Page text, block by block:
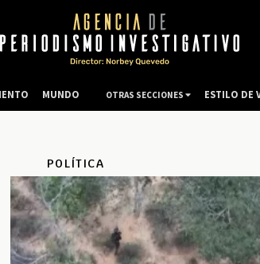
POLÍTICA
MUNDO OTRAS SECCIONES ESTILO DE